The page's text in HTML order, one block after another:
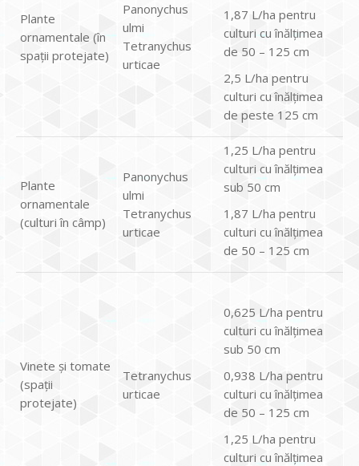
Plante
ornamentale (în
spații protejate)
Panonychus
ulmi
Tetranychus
urticae
1,87 L/ha pentru
culturi cu înălțimea
de 50 – 125 cm
2,5 L/ha pentru
culturi cu înălțimea
de peste 125 cm
Plante
ornamentale
(culturi în câmp)
Panonychus
ulmi
Tetranychus
urticae
1,25 L/ha pentru
culturi cu înălțimea
sub 50 cm
1,87 L/ha pentru
culturi cu înălțimea
de 50 – 125 cm
Vinete și tomate
(spații
protejate)
Tetranychus
urticae
0,625 L/ha pentru
culturi cu înălțimea
sub 50 cm
0,938 L/ha pentru
culturi cu înălțimea
de 50 – 125 cm
1,25 L/ha pentru
culturi cu înălțimea